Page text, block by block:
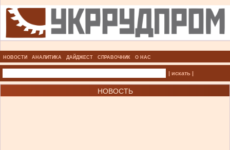
НОВОСТИ АНАЛИТИКА ДАЙДЖЕСТ СПРАВОЧНИК О НАС
| искать |
НОВОСТЬ